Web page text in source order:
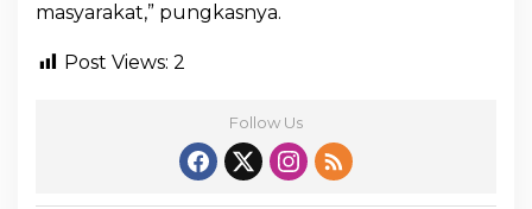
masyarakat,” pungkasnya.
Post Views: 2
Follow Us